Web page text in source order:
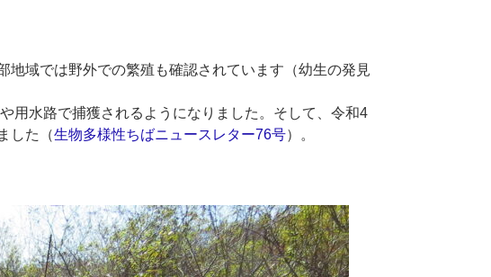
域では野外での繁殖も確認されています（幼生の発見
用水路で捕獲されるようになりました。そして、令和4
した（生物多様性ちばニュースレター76号）。